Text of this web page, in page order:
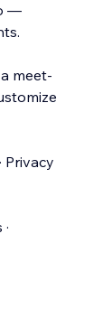
—
meet-
Privacy